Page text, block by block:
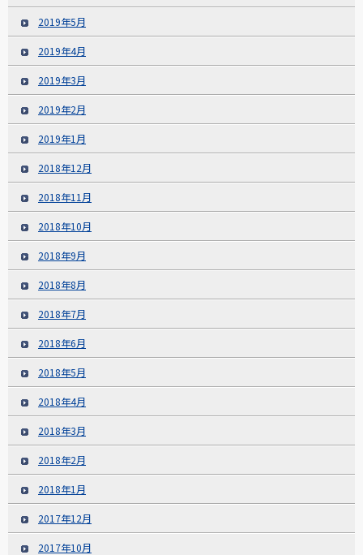
2019年5月
2019年4月
2019年3月
2019年2月
2019年1月
2018年12月
2018年11月
2018年10月
2018年9月
2018年8月
2018年7月
2018年6月
2018年5月
2018年4月
2018年3月
2018年2月
2018年1月
2017年12月
2017年10月